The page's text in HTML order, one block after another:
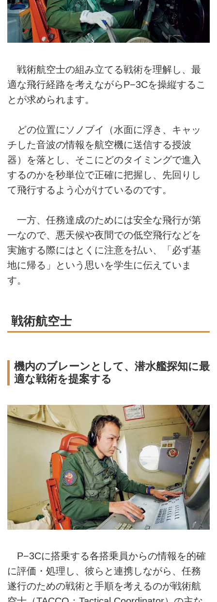
戦術航空士の組み立てる戦術を理解し、最
適な飛行経路を考えながらP−3Cを操縦するこ
とが求められます。
どの位置にソノブイ（水面に浮き、キャッ
チした音波の情報を航空機に送信する授波
器）を落とし、そこにどのタイミングで進入
するのかを秒単位で正確に把握し、先回りし
て飛行するよう心がけているのです。
一方、任務達成のためには安全な飛行が第
一なので、悪天候や夜間での低空飛行などを
実施する際にはとくに注意を払い、「必ず基
地に帰る」という思いを学生に伝えていま
す。
戦術航空士
機内のブレーンとして、潜水艦探知に最
適な戦術を提案する
P−3Cに搭乗する各搭乗員からの情報を的確
に評価・処理し、彼らと連携しながら、任務
遂行のための戦術と手順を考えるのが戦術航